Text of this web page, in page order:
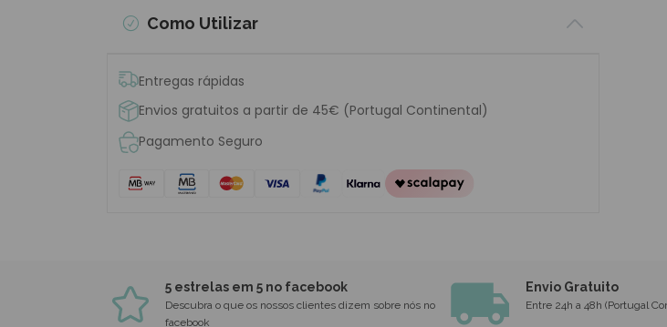
Como Utilizar
Entregas rápidas
Envios gratuitos a partir de 45€ (Portugal Continental)
Pagamento Seguro
5 estrelas em 5 no facebook
Descubra o que os nossos clientes dizem sobre nós no
facebook
Envio Gratuito
Entre 24h a 48h (Portugal